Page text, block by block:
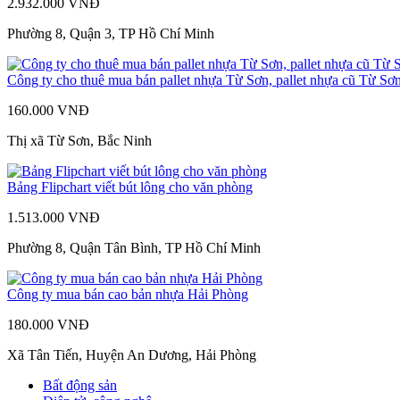
Phường 8, Quận 3, TP Hồ Chí Minh
Công ty cho thuê mua bán pallet nhựa Từ Sơn, pallet nhựa cũ Từ
160.000 VNĐ
Thị xã Từ Sơn, Bắc Ninh
Bảng Flipchart viết bút lông cho văn phòng
1.513.000 VNĐ
Phường 8, Quận Tân Bình, TP Hồ Chí Minh
Công ty mua bán cao bản nhựa Hải Phòng
180.000 VNĐ
Xã Tân Tiến, Huyện An Dương, Hải Phòng
Bất động sản